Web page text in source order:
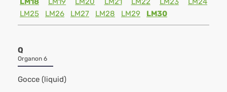
LM25
LM26 LM27 LM28 LM29 LM30
Q
Organon 6
Gocce (liquid)